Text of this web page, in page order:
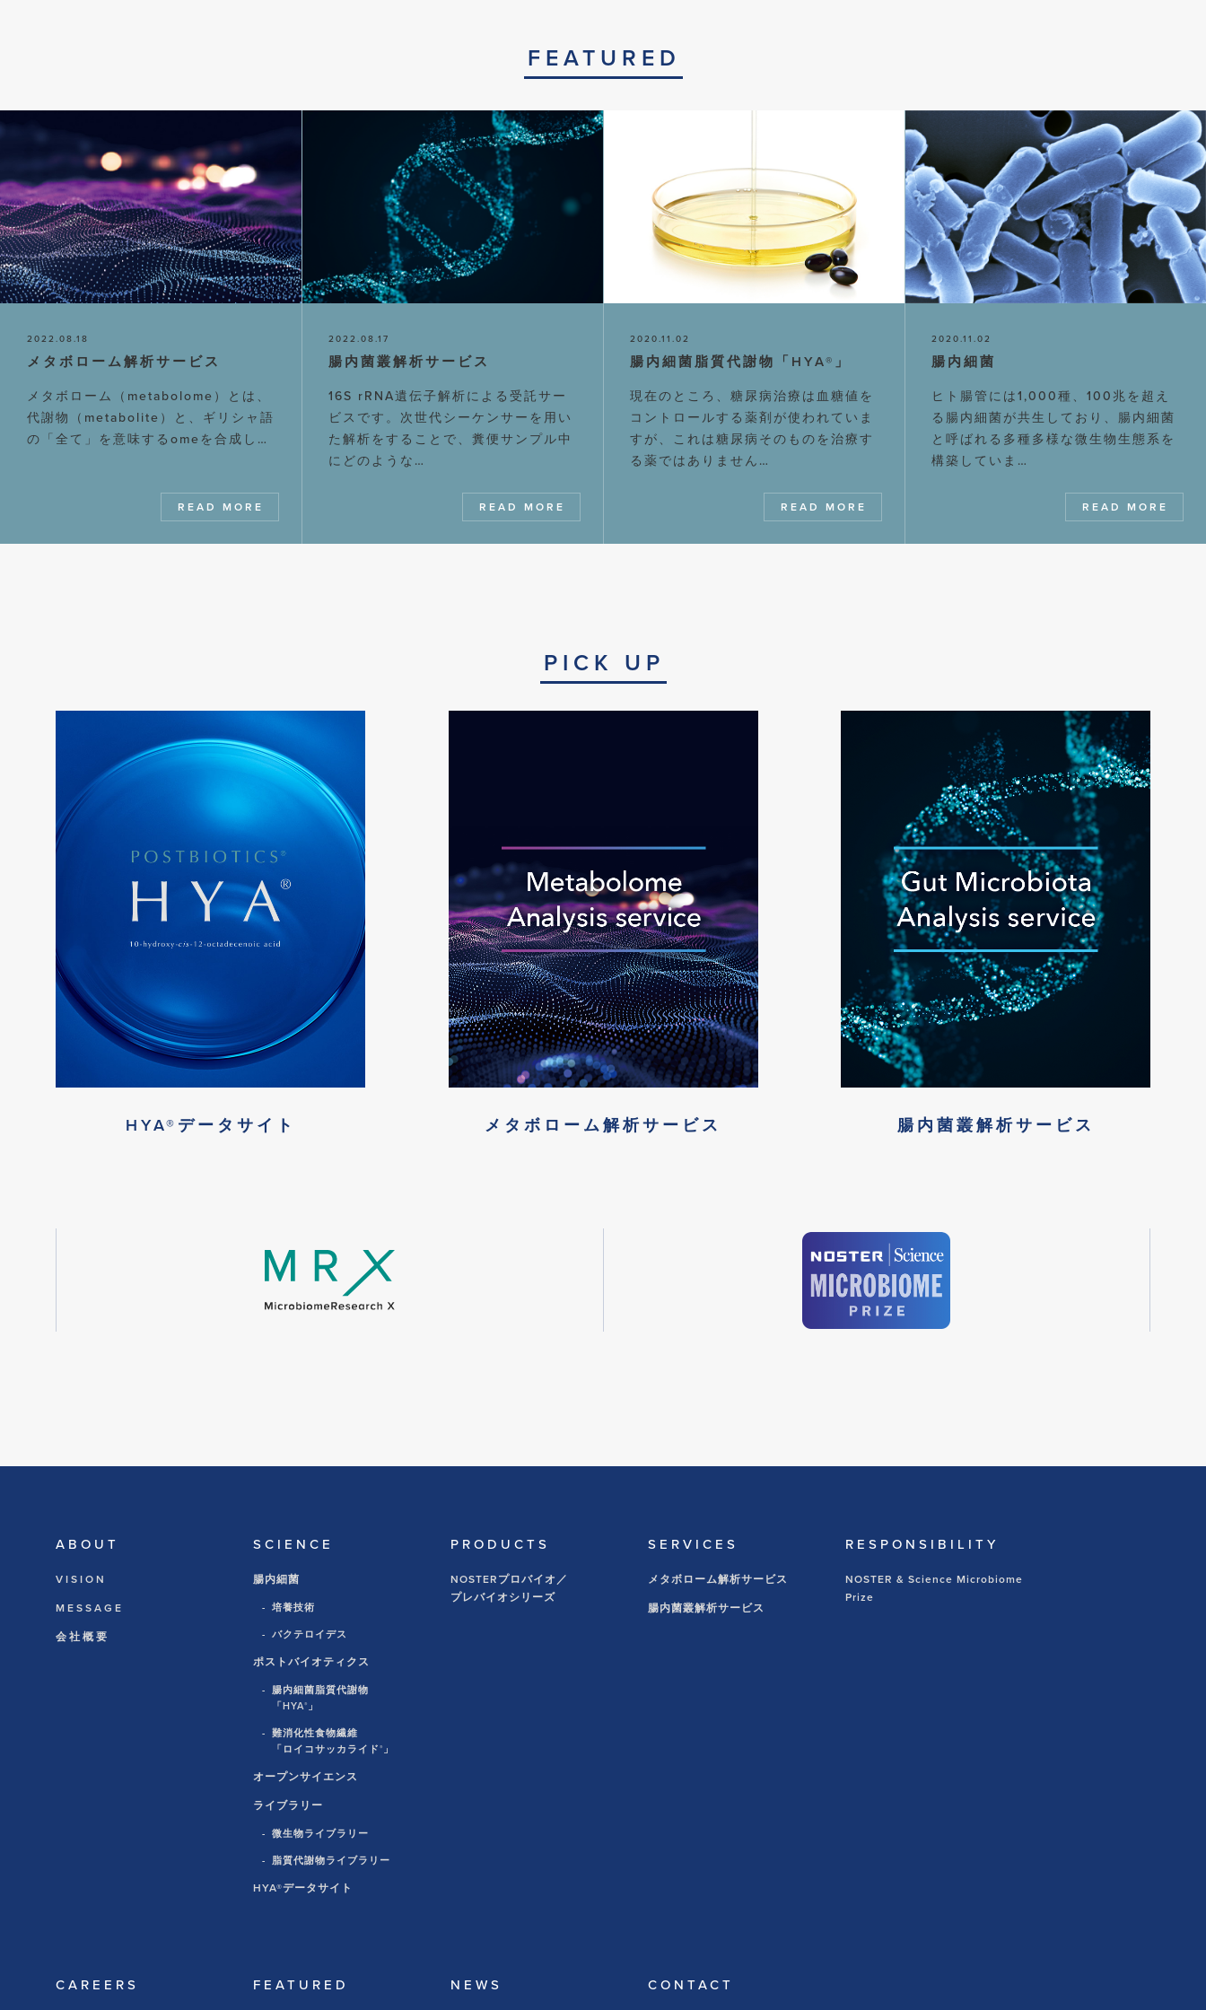
FEATURED
2022.08.18
メタボローム解析サービス
メタボローム（metabolome）とは、
代謝物（metabolite）と、ギリシャ語
の「全て」を意味するomeを合成し…
READ MORE
2022.08.17
腸内菌叢解析サービス
16S rRNA遺伝子解析による受託サー
ビスです。次世代シーケンサーを用い
た解析をすることで、糞便サンプル中
にどのような…
READ MORE
2020.11.02
腸内細菌脂質代謝物「HYA®」
現在のところ、糖尿病治療は血糖値を
コントロールする薬剤が使われていま
すが、これは糖尿病そのものを治療す
る薬ではありません…
READ MORE
2020.11.02
腸内細菌
ヒト腸管には1,000種、100兆を超え
る腸内細菌が共生しており、腸内細菌
と呼ばれる多種多様な微生物生態系を
構築していま…
READ MORE
PICK UP
HYA®データサイト メタボローム解析サービス 腸内菌叢解析サービス
ABOUT
VISION
MESSAGE
会社概要
SCIENCE
腸内細菌
培養技術
バクテロイデス
ポストバイオティクス
腸内細菌脂質代謝物
「HYA® 」
難消化性食物繊維
「ロイコサッカライド® 」
オープンサイエンス
ライブラリー
微生物ライブラリー
脂質代謝物ライブラリー
HYA®データサイト
PRODUCTS
NOSTERプロバイオ／
プレバイオシリーズ
SERVICES
メタボローム解析サービス
腸内菌叢解析サービス
RESPONSIBILITY
NOSTER & Science Microbiome
Prize
CAREERS FEATURED NEWS CONTACT